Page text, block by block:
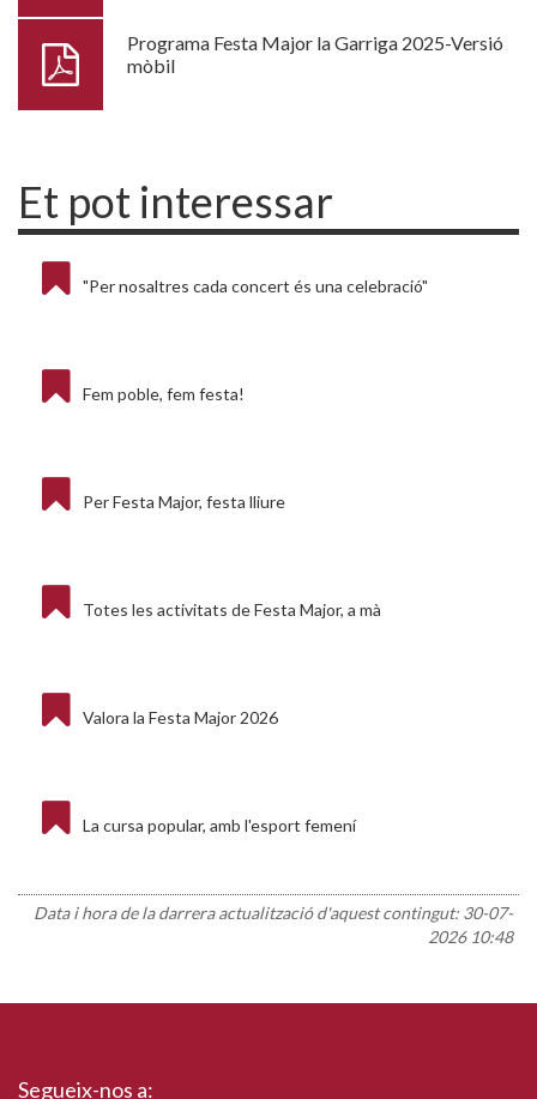
Programa Festa Major la Garriga 2025-Versió
mòbil
Et pot interessar
"Per nosaltres cada concert és una celebració"
Fem poble, fem festa!
Per Festa Major, festa lliure
Totes les activitats de Festa Major, a mà
Valora la Festa Major 2026
La cursa popular, amb l'esport femení
Data i hora de la darrera actualització d'aquest contingut: 30-07-
2026 10:48
Segueix-nos a: